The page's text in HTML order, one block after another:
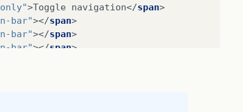
>Toggle navigation</span>
bar"></span>
bar"></span>
bar"></span>